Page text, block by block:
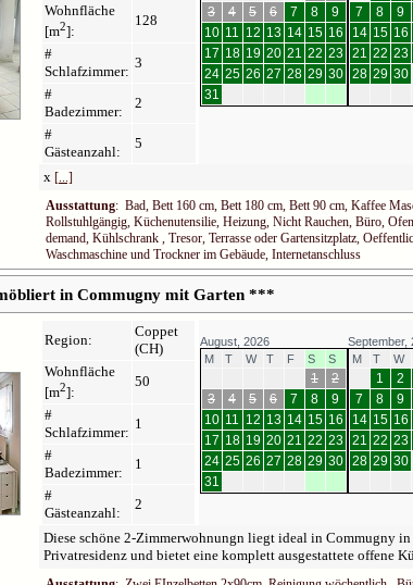
Wohnfläche
[m2]:
128
#
Schlafzimmer:
3
#
Badezimmer:
2
#
Gästeanzahl:
5
3
4 5 6 7 8
9
10 11 12 13 14 15 16
17 18 19 20 21 22 23
24 25 26 27 28 29 30
31
7
8 9
14 15 16
21 22 23
28 29 30
x [...]
Ausstattung: Bad, Bett 160 cm, Bett 180 cm, Bett 90 cm, Kaffee
Rollstuhlgängig, Küchenutensilie, Heizung, Nicht Rauchen, Büro,
demand, Kühlschrank , Tresor, Terrasse oder Gartensitzplatz,
Waschmaschine und Trockner im Gebäude, Internetanschluss
in Commugny mit Garten ***
Region:
Coppet
(CH)
Wohnfläche
[m2]:
50
#
Schlafzimmer:
1
#
Badezimmer:
1
#
Gästeanzahl:
2
August, 2026 September,
M
T W T F S S
1
2
3
4 5 6 7 8
9
10 11 12 13 14 15 16
17 18 19 20 21 22 23
24 25 26 27 28 29 30
31
M T W
1 2
7
8 9
14 15 16
21 22 23
28 29 30
Diese schöne 2-Zimmerwohnungn liegt ideal in Commugny
Privatresidenz und bietet eine komplett ausgestattete offene